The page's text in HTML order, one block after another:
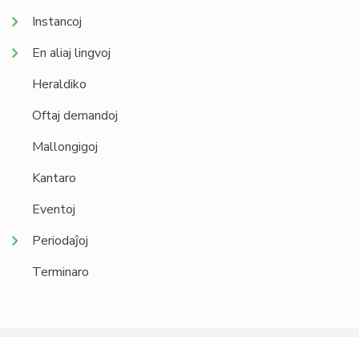
Instancoj
En aliaj lingvoj
Heraldiko
Oftaj demandoj
Mallongigoj
Kantaro
Eventoj
Periodaĵoj
Terminaro